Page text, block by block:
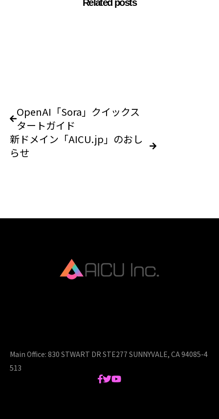
Related posts
OpenAI「Sora」クイックス
タートガイド
新ドメイン「AICU.jp」のおし
らせ
Main Office: 830 STWART DR STE277 SUNNYVALE, CA 94085-4
513